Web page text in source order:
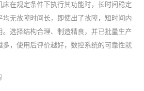
床在规定条件下执行其功能时，长时间稳定
无故障时间长，即使出了故障，短时间内
。选择结构合理、制造精良，并已批量生产
多，使用后评价越好，数控系统的可靠性就